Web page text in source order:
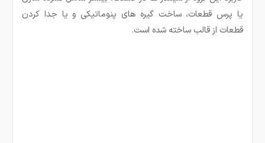
یا پرس قطعات، ساخت گیره های پنوماتیکی و یا جدا کردن
قطعات از قالب ساخته شده است.